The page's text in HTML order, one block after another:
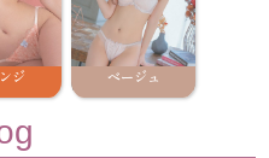
ジ ベージュ